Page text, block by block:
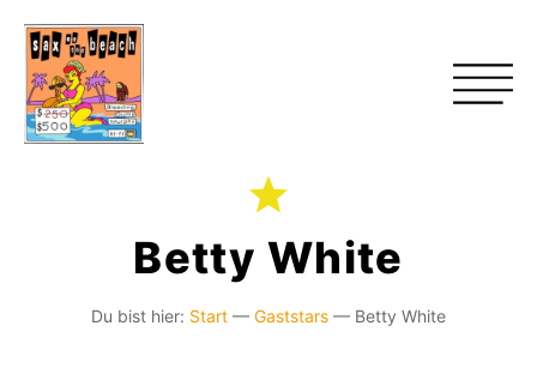
Betty White
Du bist hier: Start — Gaststars — Betty White